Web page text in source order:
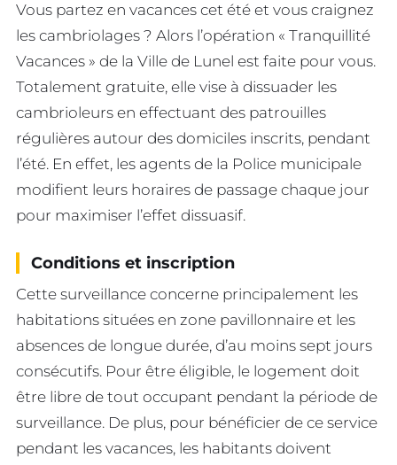
Vous partez en vacances cet été et vous craignez
les cambriolages ? Alors l’opération « Tranquillité
Vacances » de la Ville de Lunel est faite pour vous.
Totalement gratuite, elle vise à dissuader les
cambrioleurs en effectuant des patrouilles
régulières autour des domiciles inscrits, pendant
l’été. En effet, les agents de la Police municipale
modifient leurs horaires de passage chaque jour
pour maximiser l’effet dissuasif.
Conditions et inscription
Cette surveillance concerne principalement les
habitations situées en zone pavillonnaire et les
absences de longue durée, d’au moins sept jours
consécutifs. Pour être éligible, le logement doit
être libre de tout occupant pendant la période de
surveillance. De plus, pour bénéficier de ce service
pendant les vacances, les habitants doivent